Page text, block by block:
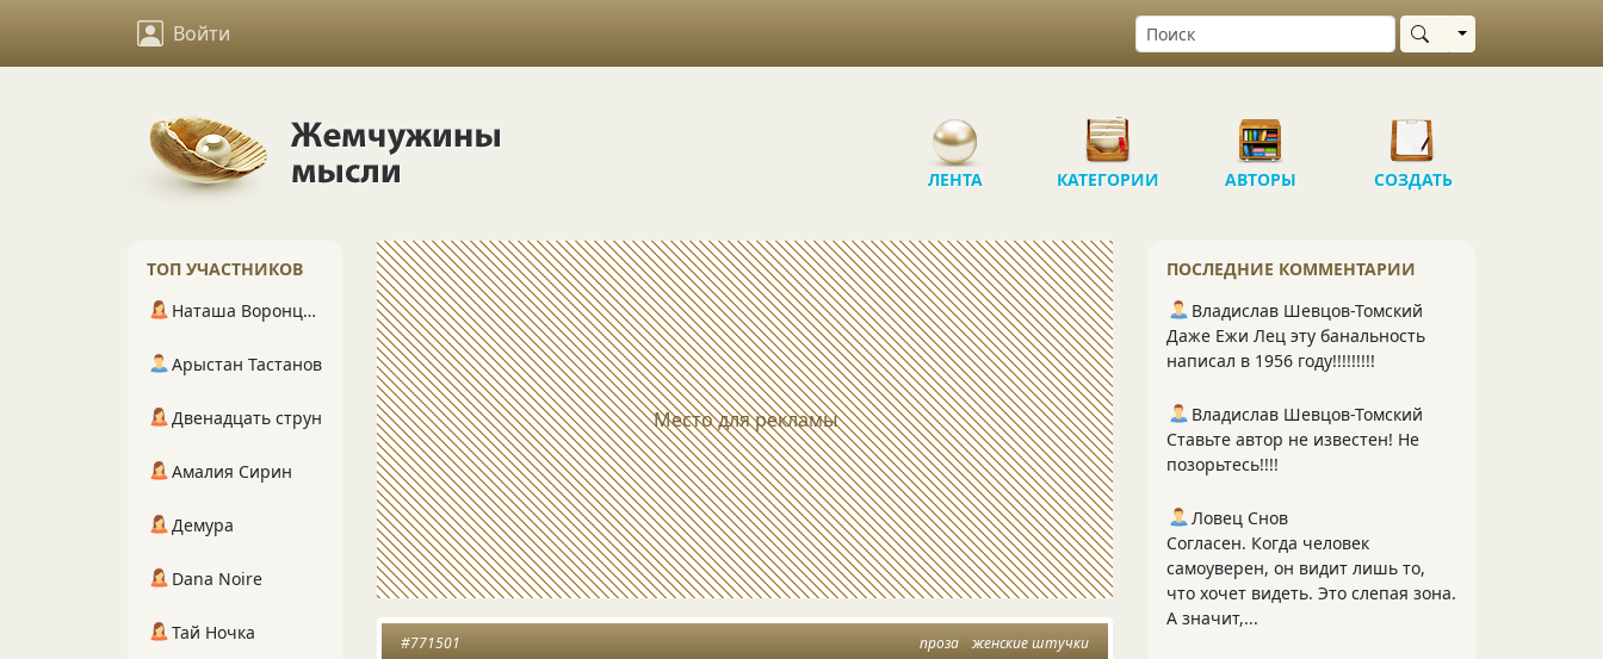
Войти Выбрать область
ЛЕНТА КАТЕГОРИИ АВТОРЫ СОЗДАТЬ
Место для рекламы
проза женские штучки
#771501
ПОСЛЕДНИЕ КОММЕНТАРИИ
Владислав Шевцов-Томский
Даже Ежи Лец эту банальность
написал в 1956 году!!!!!!!!!
Владислав Шевцов-Томский
Ставьте автор не известен! Не
позорьтесь!!!!
Ловец Снов
Согласен. Когда человек
самоуверен, он видит лишь то,
что хочет видеть. Это слепая зона.
А значит,...
ТОП УЧАСТНИКОВ
Наташа Воронцова
Арыстан Тастанов
Двенадцать струн
Амалия Сирин
Демура
Dana Noire
Тай Ночка